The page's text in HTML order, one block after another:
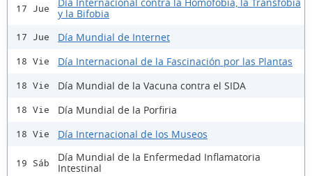
17 Jue
Día Internacional contra la Homofobia, la Transfobia
y la Bifobia
17 Jue Día Mundial de Internet
18 Vie Día Internacional de la Fascinación por las Plantas
18 Vie Día Mundial de la Vacuna contra el SIDA
18 Vie Día Mundial de la Porfiria
18 Vie Día Internacional de los Museos
19 Sáb
Día Mundial de la Enfermedad Inflamatoria
Intestinal